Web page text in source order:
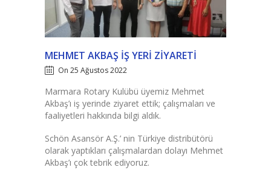
MEHMET AKBAŞ İŞ YERI ZIYARETI
On 25 Ağustos 2022
Marmara Rotary Kulübü üyemiz Mehmet
Akbaş’ı iş yerinde ziyaret ettik; çalışmaları ve
faaliyetleri hakkında bilgi aldık.
Schön Asansör A.Ş.’ nin Türkiye distribütörü
olarak yaptıkları çalışmalardan dolayı Mehmet
Akbaş’ı çok tebrik ediyoruz.